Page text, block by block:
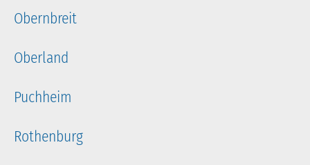
Obernbreit
Oberland
Puchheim
Rothenburg